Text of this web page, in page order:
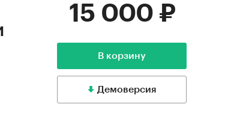
15 000 ₽
В корзину
Демоверсия